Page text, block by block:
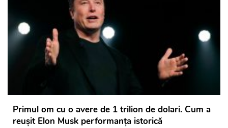
Primul om cu o avere de 1 trilion de dolari. Cum a
reușit Elon Musk performanța istorică